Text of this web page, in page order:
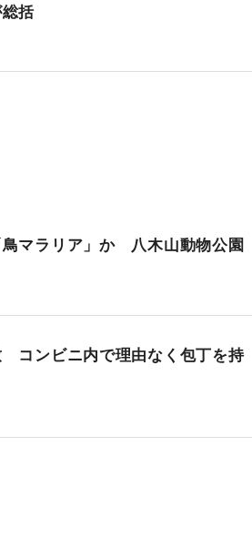
括
マラリア」か 八木山動物公園
コンビニ内で理由なく包丁を持